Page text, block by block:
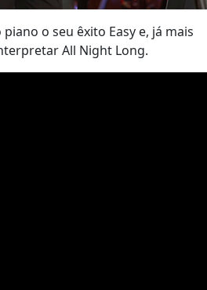
o seu êxito Easy e, já mais
All Night Long.